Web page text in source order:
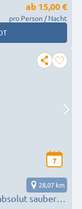
ab 15,00 €
pro Person / Nacht
7
sauber
28,07 km